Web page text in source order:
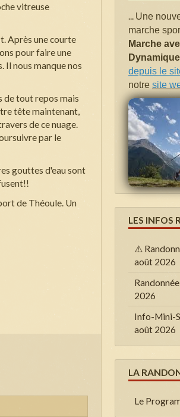
vitreuse
Après une courte
pour faire une
Il nous manque nos
de tout repos mais
tête maintenant,
de ce nuage.
par le
gouttes d'eau sont
de Théoule. Un
... Une
marche
Marche
depuis le
notre site
LES INFOS
⚠️
août 2026
2026
Info-Mini-
août 2026
LA
Le